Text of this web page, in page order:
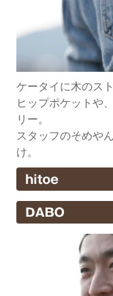
ケータイに木のス
ヒップポケットや
リー。
スタッフのそめや
け。